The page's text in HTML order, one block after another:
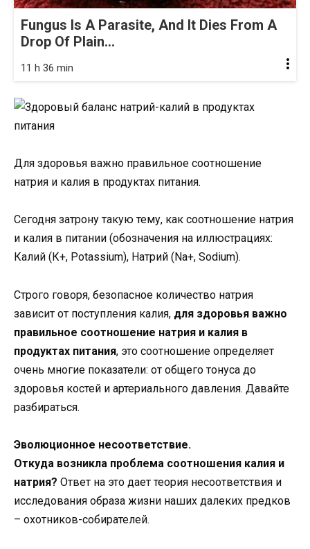
Fungus Is A Parasite, And It Dies From A
Drop Of Plain...
11 h 36 min
Для здоровья важно правильное соотношение
натрия и калия в продуктах питания.
Сегодня затрону такую тему, как соотношение натрия
и калия в питании (обозначения на иллюстрациях:
Калий (К+, Potassium), Натрий (Na+, Sodium).
Строго говоря, безопасное количество натрия
зависит от поступления калия, для здоровья важно
правильное соотношение натрия и калия в
продуктах питания, это соотношение определяет
очень многие показатели: от общего тонуса до
здоровья костей и артериального давления. Давайте
разбираться.
Эволюционное несоответствие.
Откуда возникла проблема соотношения калия и
натрия? Ответ на это дает теория несоответствия и
исследования образа жизни наших далеких предков
– охотников-собирателей.